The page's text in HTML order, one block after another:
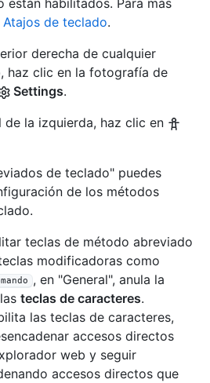
están habilitados. Para más
Atajos de teclado.
derecha de cualquier
haz clic en la fotografía de
Settings.
de la izquierda, haz clic en
de teclado" puedes
de los métodos
teclas de método abreviado
modificadoras como
, en "General", anula la
teclas de caracteres.
las teclas de caracteres,
accesos directos
web y seguir
accesos directos que